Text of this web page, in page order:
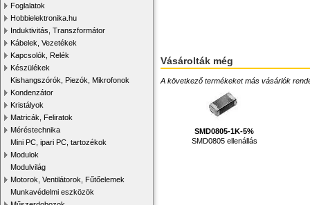
Foglalatok
Hobbielektronika.hu
Induktivitás, Transzformátor
Kábelek, Vezetékek
Kapcsolók, Relék
Készülékek
Kishangszórók, Piezók, Mikrofonok
Kondenzátor
Kristályok
Matricák, Feliratok
Méréstechnika
Mini PC, ipari PC, tartozékok
Modulok
Modulvilág
Motorok, Ventilátorok, Fűtőelemek
Munkavédelmi eszközök
Vásárolták még
A következő termékeket más vásárlók
SMD0805-1K-5%
SMD0805 ellenállás